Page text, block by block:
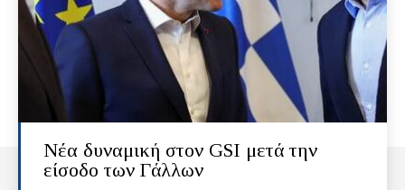
Νέα δυναμική στον GSI μετά την
είσοδο των Γάλλων